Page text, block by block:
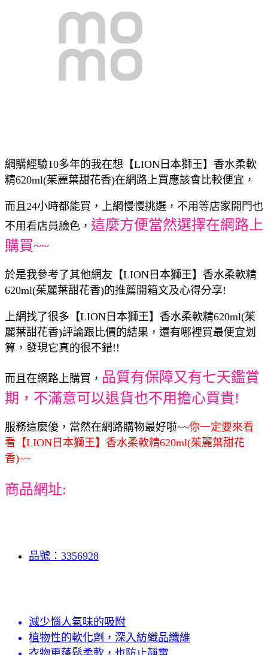
網購經驗10多年的我在想【LION日本獅王】香水柔軟
精620ml(茱麗葉甜花香)在網路上買應該會比較便宜，
而且24小時都能買，上網慢慢挑選，不用等店家開門也
不用看店員臉色， 這麼方便當然選擇在網路上
購買~~
於是我參考了其他網友【LION日本獅王】香水柔軟精
620ml(茱麗葉甜花香)的推薦開箱文及心得分享!
上網找了很多【LION日本獅王】香水柔軟精620ml(茱
麗葉甜花香)評論跟比價的結果，還有哪裡買最便宜划
算，發現它真的很不錯!!
而且在網路上購買， 品質有保障又有七天鑑賞
期，不滿意可以退貨也不用擔心買貴!
服務這麼優，當然在網路購物最好啦~~你一定要來看
看【LION日本獅王】香水柔軟精620ml(茱麗葉甜花
香)~~
商品網址:
品號：3356928
減少惱人氣味的吸附
植物性的軟化劑，深入紡織品纖維